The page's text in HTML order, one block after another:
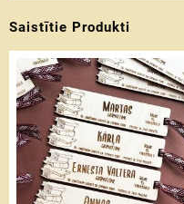
Saistītie Produkti